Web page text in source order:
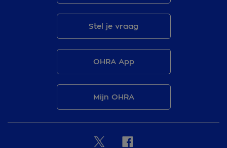
Stel je vraag
OHRA App
Mijn OHRA